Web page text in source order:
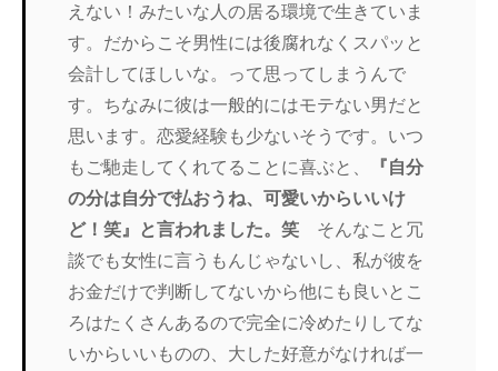
えない！みたいな人の居る環境で生きていま
す。だからこそ男性には後腐れなくスパッと
会計してほしいな。って思ってしまうんで
す。ちなみに彼は一般的にはモテない男だと
思います。恋愛経験も少ないそうです。いつ
もご馳走してくれてることに喜ぶと、
『自分
の分は自分で払おうね、可愛いからいいけ
ど！笑』と言われました。笑 そんなこと冗
談でも女性に言うもんじゃないし、私が彼を
お金だけで判断してないから他にも良いとこ
ろはたくさんあるので完全に冷めたりしてな
いからいいものの、大した好意がなければ一